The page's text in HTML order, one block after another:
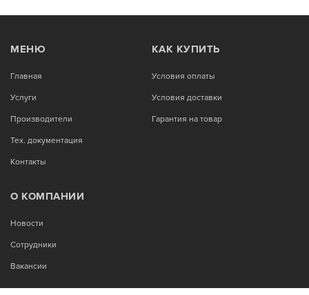
МЕНЮ
Главная
Услуги
Производители
Тех. документация
Контакты
КАК КУПИТЬ
Условия оплаты
Условия доставки
Гарантия на товар
О КОМПАНИИ
Новости
Сотрудники
Вакансии